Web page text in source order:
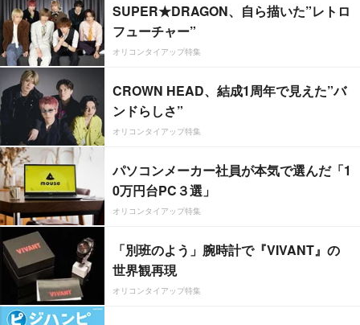
SUPER★DRAGON、自ら描いた”レトロ
フューチャー”
オリコンタイアップ特集
CROWN HEAD、結成1周年で見えた”バ
ンドらしさ”
オリコンタイアップ特集
パソコンメーカー社員が本気で選んだ「1
0万円台PC３選」
オリコンタイアップ特集
「別班のよう」腕時計で『VIVANT』の
世界観再現
オリコンタイアップ特集